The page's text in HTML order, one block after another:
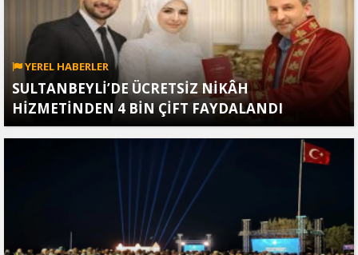
YEREL HABERLER
SULTANBEYLİ’DE ÜCRETSİZ NİKÂH
HİZMETİNDEN 4 BİN ÇİFT FAYDALANDI